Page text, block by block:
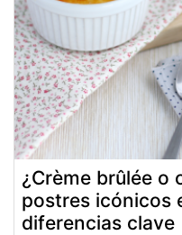
¿Crème brûlée o
postres icónicos
diferencias clave